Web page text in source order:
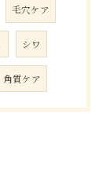
毛穴ケア
シワ
角質ケア